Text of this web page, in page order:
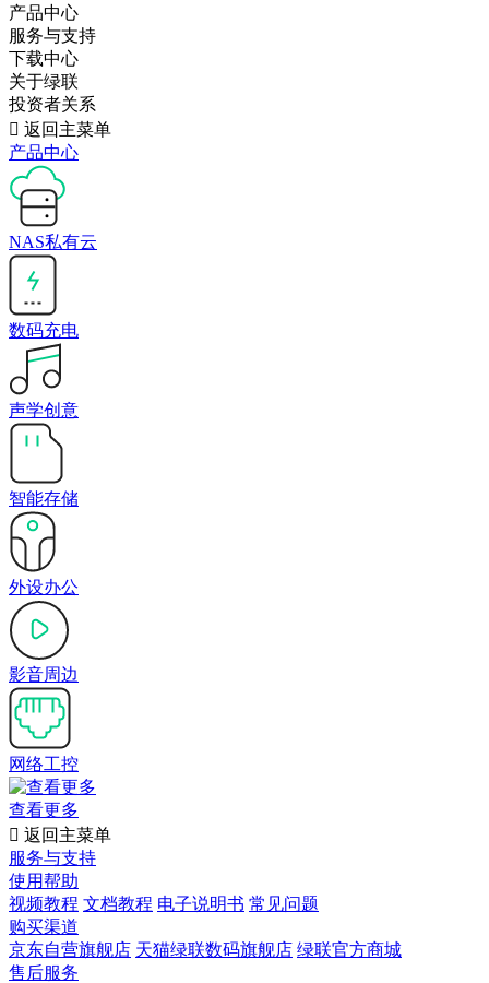
产品中心
服务与支持
下载中心
关于绿联
投资者关系
 返回主菜单
产品中心
NAS私有云
数码充电
声学创意
智能存储
外设办公
影音周边
网络工控
查看更多
 返回主菜单
服务与支持
使用帮助
视频教程 文档教程 电子说明书 常见问题
购买渠道
京东自营旗舰店 天猫绿联数码旗舰店 绿联官方商城
售后服务